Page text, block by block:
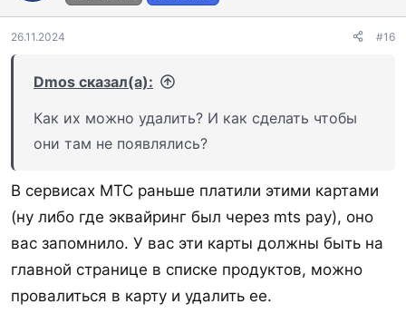
26.11.2024 #16
Dmos сказал(а):
Как их можно удалить? И как сделать чтобы
они там не появлялись?
В сервисах МТС раньше платили этими картами
(ну либо где эквайринг был через mts pay), оно
вас запомнило. У вас эти карты должны быть на
главной странице в списке продуктов, можно
провалиться в карту и удалить ее.